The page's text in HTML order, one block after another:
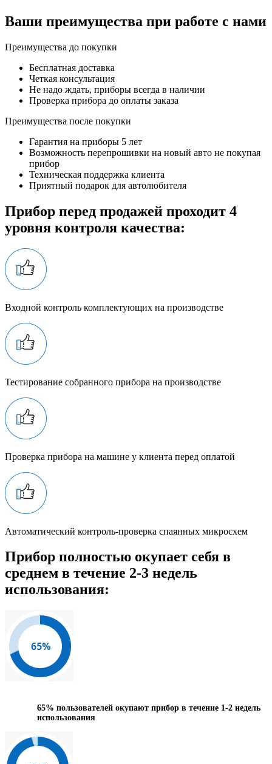
Ваши преимущества при работе с нами
Преимущества до покупки
Бесплатная доставка
Четкая консультация
Не надо ждать, приборы всегда в наличии
Проверка прибора до оплаты заказа
Преимущества после покупки
Гарантия на приборы 5 лет
Возможность перепрошивки на новый авто не покупая
прибор
Техническая поддержка клиента
Приятный подарок для автолюбителя
Прибор перед продажей проходит 4
уровня контроля качества:
Входной контроль комплектующих на производстве
Тестирование собранного прибора на производстве
Проверка прибора на машине у клиента перед оплатой
Автоматический контроль-проверка спаянных микросхем
Прибор полностью окупает себя в
среднем в течение 2-3 недель
использования:
65% пользователей окупают прибор в течение 1-2 недель
использования